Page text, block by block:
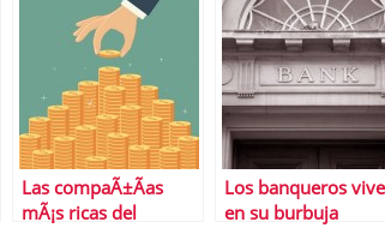
Las compaÃ±Ã­as
mÃ¡s ricas del
Los banqueros
en su burbuja